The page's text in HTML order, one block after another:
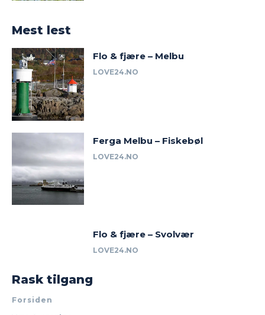
Mest lest
Flo & fjære – Melbu
LOVE24.NO
Ferga Melbu – Fiskebøl
LOVE24.NO
Flo & fjære – Svolvær
LOVE24.NO
Rask tilgang
Forsiden